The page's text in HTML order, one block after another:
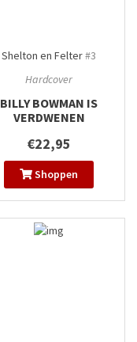
Shelton en Felter#3
Hardcover
BILLY BOWMAN IS
VERDWENEN
€22,95
Shoppen